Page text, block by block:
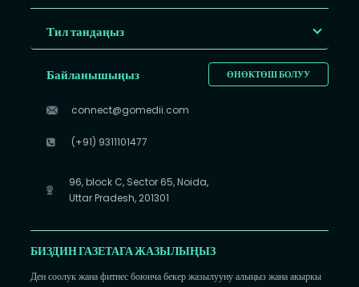
Тил тандаңыз
ӨНӨКТӨШ БОЛУУ
Байланышыңыз
connect@gomedii.com
(+91) 9311101477
96, block C, Sector 65, Noida,
Uttar Pradesh, 201301
БИЗДИН ГАЗЕТАГА ЖАЗЫЛЫҢЫЗ
Ден соолук жана фитнес боюнча бекер жазылууну алыңыз жана акыркы